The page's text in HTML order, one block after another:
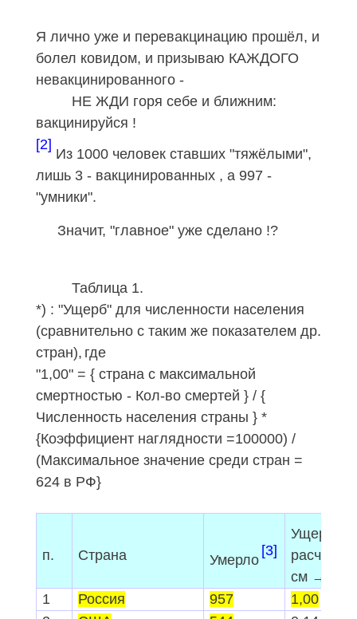
Я лично уже и перевакцинацию прошёл, и
болел ковидом, и призываю КАЖДОГО
невакцинированного -
НЕ ЖДИ горя себе и ближним:
вакцинируйся !
[2]
Из 1000 человек ставших "тяжёлыми",
лишь 3 - вакцинированных , а 997 -
"умники".
Значит, "главное" уже сделано !?
Таблица 1.
*) : "Ущерб" для численности населения
(сравнительно с таким же показателем др.
стран), где
"1,00" = { страна с максимальной
смертностью - Кол-во смертей } / {
Численность населения страны } *
{Коэффициент наглядности =100000) /
(Максимальное значение среди стран =
624 в РФ}
п. Страна Умерло
[3]
Ущерб;
расчёт
см → *)
1
Россия 957
1,00